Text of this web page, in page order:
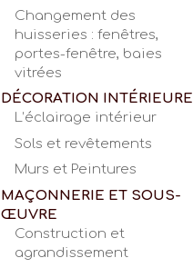
Changement des
huisseries : fenêtres,
portes-fenêtre, baies
vitrées
DÉCORATION INTÉRIEURE
L’éclairage intérieur
Sols et revêtements
Murs et Peintures
MAÇONNERIE ET SOUS-
ŒUVRE
Construction et
agrandissement